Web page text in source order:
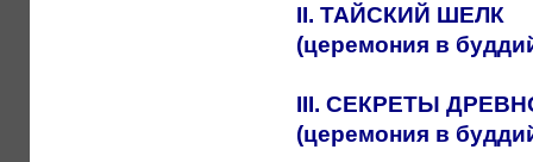
II. ТАЙСКИЙ ШЕЛК
(церемония в
III. СЕКРЕТЫ
(церемония в